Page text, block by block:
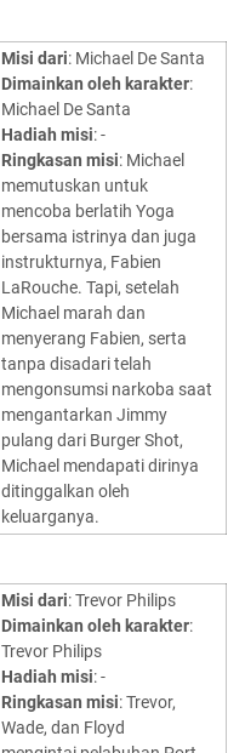
Misi dari: Michael De Santa
Dimainkan oleh karakter:
Michael De Santa
Hadiah misi: -
Ringkasan misi: Michael
memutuskan untuk
mencoba berlatih Yoga
bersama istrinya dan juga
instrukturnya, Fabien
LaRouche. Tapi, setelah
Michael marah dan
menyerang Fabien, serta
tanpa disadari telah
mengonsumsi narkoba saat
mengantarkan Jimmy
pulang dari Burger Shot,
Michael mendapati dirinya
ditinggalkan oleh
keluarganya.
Misi dari: Trevor Philips
Dimainkan oleh karakter:
Trevor Philips
Hadiah misi: -
Ringkasan misi: Trevor,
Wade, dan Floyd